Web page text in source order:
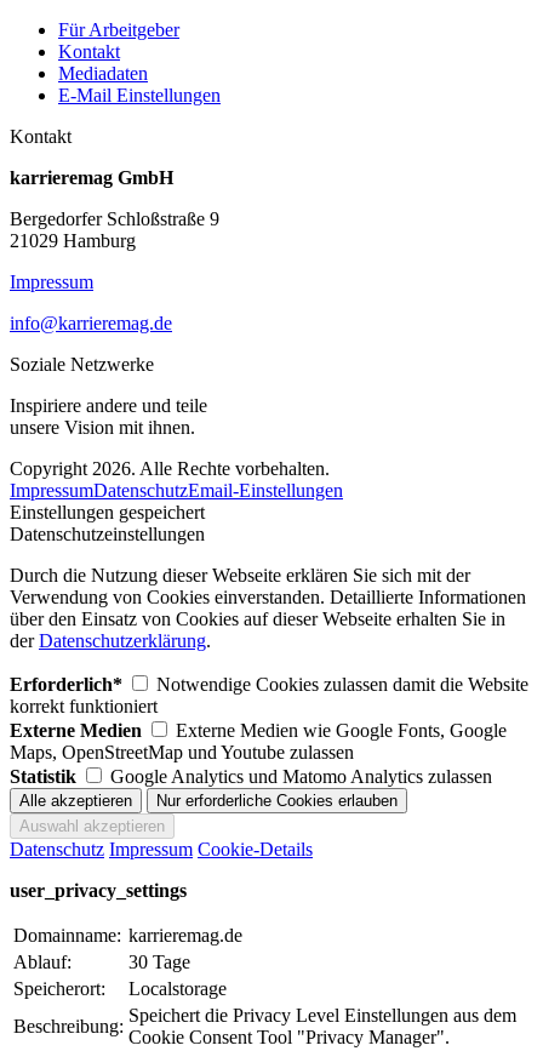
Für Arbeitgeber
Kontakt
Mediadaten
E-Mail Einstellungen
Kontakt
karrieremag GmbH
Bergedorfer Schloßstraße 9
21029 Hamburg
Impressum
info@karrieremag.de
Soziale Netzwerke
Inspiriere andere und teile
unsere Vision mit ihnen.
Copyright 2026. Alle Rechte vorbehalten.
ImpressumDatenschutzEmail-Einstellungen
Einstellungen gespeichert
Datenschutzeinstellungen
Durch die Nutzung dieser Webseite erklären Sie sich mit der
Verwendung von Cookies einverstanden. Detaillierte Informationen
über den Einsatz von Cookies auf dieser Webseite erhalten Sie in
derDatenschutzerklärung.
Erforderlich*
Notwendige Cookies zulassen damit die Website
korrekt funktioniert
Externe Medien
Externe Medien wie Google Fonts, Google
Maps, OpenStreetMap und Youtube zulassen
Statistik
Google Analytics und Matomo Analytics zulassen
Datenschutz Impressum Cookie-Details
user_privacy_settings
Domainname: karrieremag.de
Ablauf:
30 Tage
Speicherort:
Localstorage
Beschreibung:
Speichert die Privacy Level Einstellungen aus dem
Cookie Consent Tool "Privacy Manager".